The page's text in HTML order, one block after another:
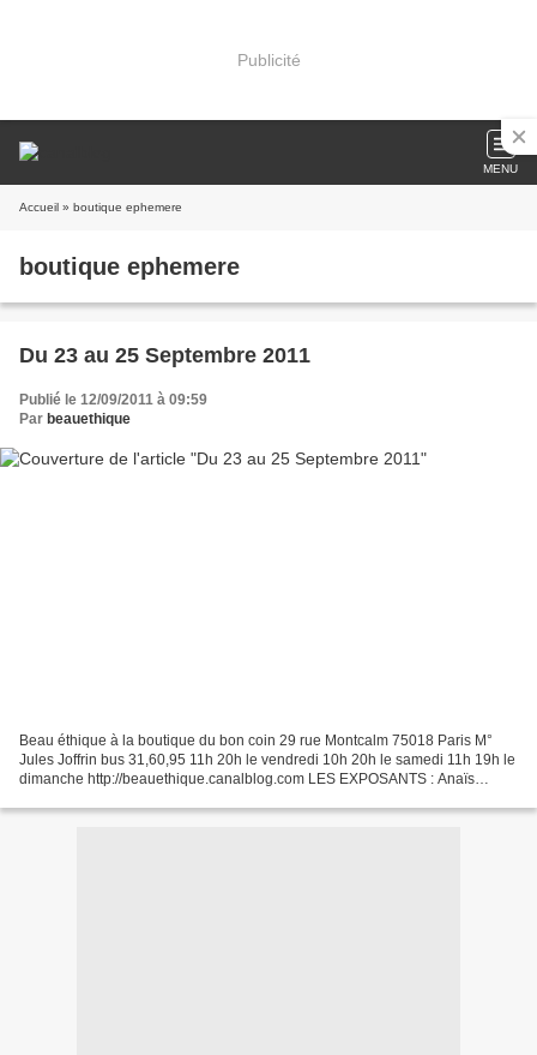
Publicité
MENU
Accueil » boutique ephemere
boutique ephemere
Du 23 au 25 Septembre 2011
Publié le 12/09/2011 à 09:59
Par beauethique
Beau éthique à la boutique du bon coin 29 rue Montcalm 75018 Paris M°
Jules Joffrin bus 31,60,95 11h 20h le vendredi 10h 20h le samedi 11h 19h le
dimanche http://beauethique.canalblog.com LES EXPOSANTS : Anaïs